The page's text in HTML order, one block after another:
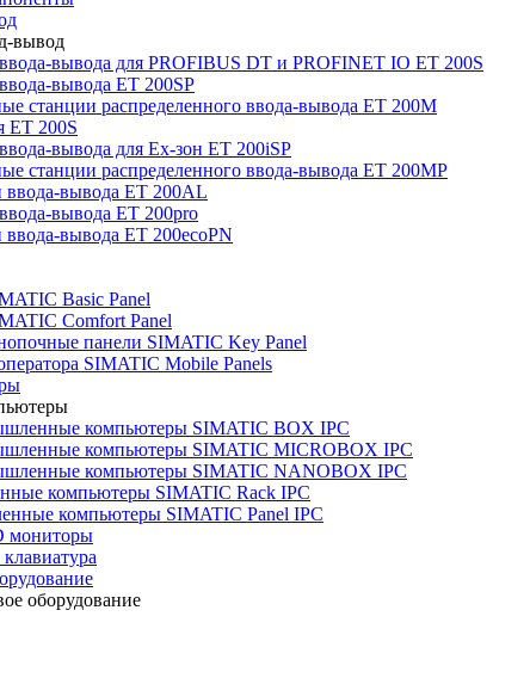
вывод
вывода для PROFIBUS DT и PROFINET IO ET 200S
вывода ET 200SP
станции распределенного ввода-вывода ET 200M
ET 200S
вывода для Ex-зон ET 200iSP
станции распределенного ввода-вывода ET 200MP
вывода ET 200AL
вывода ET 200pro
вывода ET 200ecoPN
Basic Panel
Comfort Panel
панели SIMATIC Key Panel
SIMATIC Mobile Panels
компьютеры SIMATIC BOX IPC
компьютеры SIMATIC MICROBOX IPC
компьютеры SIMATIC NANOBOX IPC
компьютеры SIMATIC Rack IPC
компьютеры SIMATIC Panel IPC
мониторы
оборудование